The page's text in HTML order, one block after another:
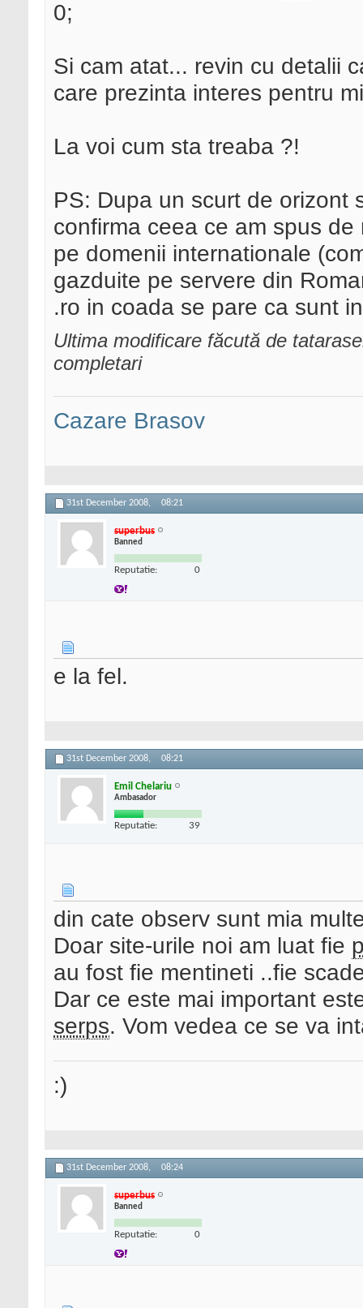
0;
Si cam atat... revin cu detalii
care prezinta interes pentru
La voi cum sta treaba ?!
PS: Dupa un scurt de orizont
confirma ceea ce am spus
pe domenii internationale
gazduite pe servere din
.ro in coada se pare ca sunt
Ultima modificare făcută de
completari
Cazare Brasov
31st December 2008, 08:21
superbus
Banned
Reputatie: 0
e la fel.
31st December 2008, 08:21
Emil Chelariu
Ambasador
Reputatie: 39
din cate observ sunt mia
Doar site-urile noi am luat fie
au fost fie mentineti ..fie
Dar ce este mai important
serps. Vom vedea ce se va
:)
31st December 2008, 08:24
superbus
Banned
Reputatie: 0